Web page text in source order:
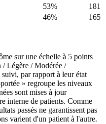
53%
181
46% 165
sur une échelle à 5 points
Légère / Modérée /
par rapport à leur état
» regroupe les niveaux
sont mises à jour
interne de patients. Comme
passés ne garantissent pas
varient d'un patient à l'autre.